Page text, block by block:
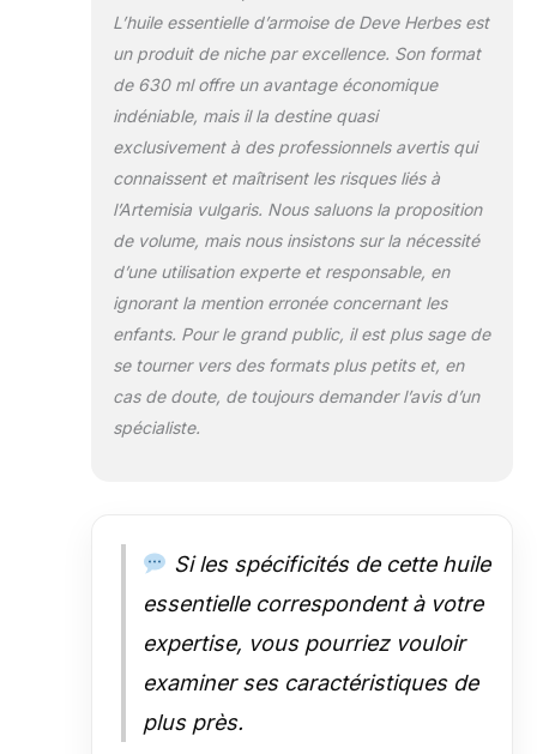
intensifs, 15-30 gouttes dans 30
ml d'huile végétale. 1 ml est
composé d'environ 16 gouttes.
Utilisation supplémentaire - Les
huiles essentielles sont
largement utilisées dans les
cosmétiques, les parfums, les
produits de nettoyage, les
parfums d'intérieur et
l'aromathérapie. SATISFACTION
ET PURETÉ - Nous, le fabricant,
Deve Herbes, proposons que
nos huiles soient pures et
naturelles. Si vous n'êtes pas
satisfait pour une raison
votre produit ou vous
rembourserons le montant. Nous
proposons un remboursement
13 ans.
L’huile essentielle d’armoise de Deve Herbes est
un produit de niche par excellence. Son format
de 630 ml offre un avantage économique
indéniable, mais il la destine quasi
exclusivement à des professionnels avertis qui
connaissent et maîtrisent les risques liés à
l’Artemisia vulgaris. Nous saluons la proposition
de volume, mais nous insistons sur la nécessité
d’une utilisation experte et responsable, en
ignorant la mention erronée concernant les
enfants. Pour le grand public, il est plus sage de
se tourner vers des formats plus petits et, en
cas de doute, de toujours demander l’avis d’un
spécialiste.
Si les spécificités de cette huile
essentielle correspondent à votre
expertise, vous pourriez vouloir
examiner ses caractéristiques de
plus près.